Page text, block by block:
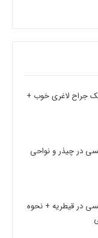
(9 ویژگی یک جراح لاغری خوب +
در چیذر و نواحی
در قیطریه + نحوه